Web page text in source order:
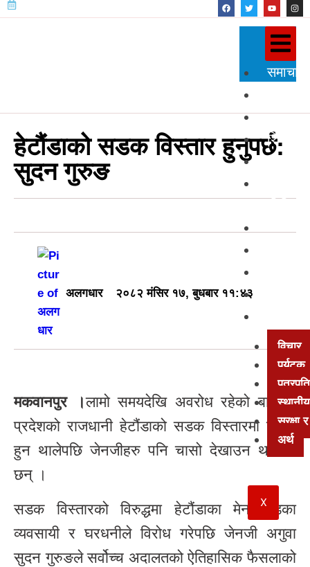
समाचार
प्रदेश
शिक्षा
स्वास्थ्य
विचार
पर्यटक
सुरक्षा
अर्थ
X
हेटौंडाको सडक विस्तार हुनुपर्छ:
सुदन गुरुङ
अलगधार २०८२ मंसिर १७, बुधबार ११:४३
मकवानपुर ।लामो समयदेखि अवरोध रहेको बागमती
प्रदेशको राजधानी हेटौंडाको सडक विस्तारमा विवाद
हुन थालेपछि जेनजीहरु पनि चासो देखाउन थालेका
छन् ।
सडक विस्तारको विरुद्धमा हेटौंडाका मेन रोडका
व्यवसायी र घरधनीले विरोध गरेपछि जेनजी अगुवा
सुदन गुरुङले सर्वोच्च अदालतको ऐतिहासिक फैसलाको